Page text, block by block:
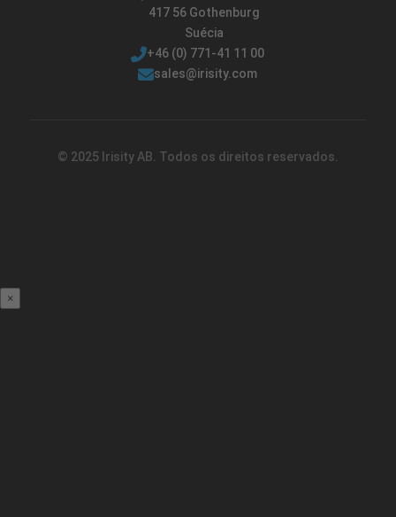
417 56 Gothenburg
Suécia
+46 (0) 771-41 11 00
sales@irisity.com
© 2025 Irisity AB. Todos os direitos reservados.
×